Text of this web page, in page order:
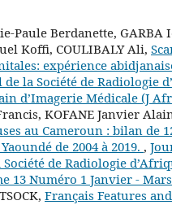
Paule Berdanette, GARBA
Koffi, COULIBALY Ali,
expérience
la Société de Radiologie
d’Imagerie Médicale (J
KOFANE Janvier
au Cameroun : bilan
de 2004 à 2019. ,
de Radiologie
13 Numéro 1 Janvier - Mars
Français Features